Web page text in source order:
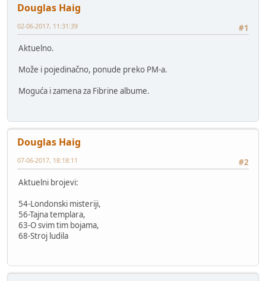
Douglas Haig
#1
02-06-2017, 11:31:39
Aktuelno.
Može i pojedinačno, ponude preko PM-a.
Moguća i zamena za Fibrine albume.
Douglas Haig
#2
07-06-2017, 18:18:11
Aktuelni brojevi:
54-Londonski misteriji,
56-Tajna templara,
63-O svim tim bojama,
68-Stroj ludila